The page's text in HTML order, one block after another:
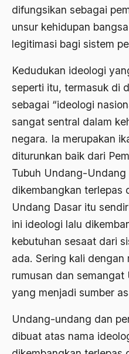
difungsikan sebagai
unsur kehidupan
legitimasi bagi sistem
Kedudukan ideologi
seperti itu, termasuk di
sebagai “ideologi
sangat sentral dalam
negara. Ia merupakan
diturunkan baik dari
Tubuh Undang-Undang
dikembangkan terlepas
Undang Dasar itu
ini ideologi lalu
kebutuhan sesaat dari
ada. Sering kali
rumusan dan
yang menjadi sumber
Undang-undang dan
dibuat atas nama
Bangsa Sunda
Bangsa Tenggang Rasa
Bangsawan
Bani Sadr
bank
Bank Central Amerika
Bank Perkeditan rakyat
Bank Summa
bank syariah
Banser
Banten
Banyuwangi
Bapak Koperasi